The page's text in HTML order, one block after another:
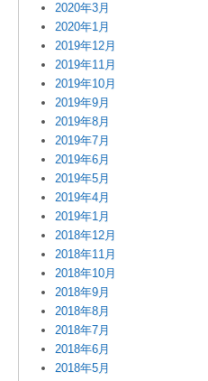
2020年3月
2020年1月
2019年12月
2019年11月
2019年10月
2019年9月
2019年8月
2019年7月
2019年6月
2019年5月
2019年4月
2019年1月
2018年12月
2018年11月
2018年10月
2018年9月
2018年8月
2018年7月
2018年6月
2018年5月